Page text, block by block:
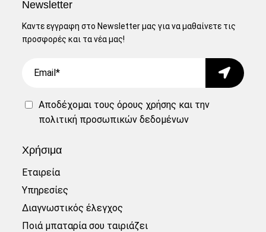
Newsletter
Καντε εγγραφη στο Newsletter μας για να μαθαίνετε τις
προσφορές και τα νέα μας!
Submit
Αποδέχομαι τουςόρους χρήσης και την
πολιτική προσωπικών δεδομένων
Χρήσιμα
Εταιρεία
Υπηρεσίες
Διαγνωστικός έλεγχος
Ποιά μπαταρία σου ταιριάζει